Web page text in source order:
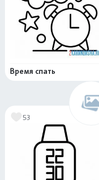
Время спать
53